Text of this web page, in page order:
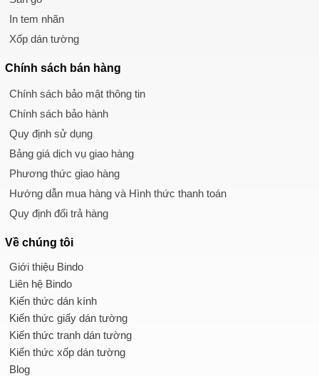
In tem nhãn
Xốp dán tường
Chính sách bán hàng
Chính sách bảo mật thông tin
Chính sách bảo hành
Quy định sử dụng
Bảng giá dịch vụ giao hàng
Phương thức giao hàng
Hướng dẫn mua hàng và Hình thức thanh toán
Quy định đổi trả hàng
Về chúng tôi
Giới thiệu Bindo
Liên hệ Bindo
Kiến thức dán kính
Kiến thức giấy dán tường
Kiến thức tranh dán tường
Kiến thức xốp dán tường
Blog